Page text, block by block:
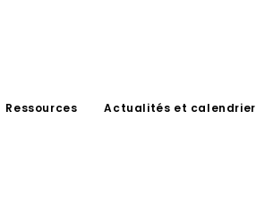
Ressources Actualités et calendrier